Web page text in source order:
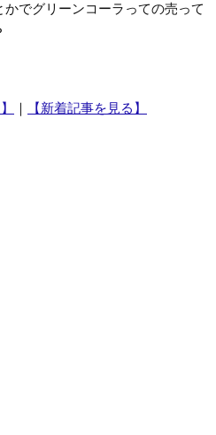
かでグリーンコーラっての売って
【新着記事を見る】